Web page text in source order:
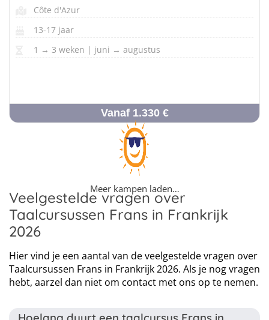
Côte d'Azur
13-17 jaar
1 → 3 weken | juni → augustus
Vanaf 1.330 €
Meer kampen laden…
Veelgestelde vragen over
Taalcursussen Frans in Frankrijk
2026
Hier vind je een aantal van de veelgestelde vragen over
Taalcursussen Frans in Frankrijk 2026. Als je nog vragen
hebt, aarzel dan niet om contact met ons op te nemen.